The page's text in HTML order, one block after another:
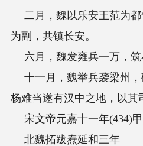
安王范为都督秦、雍等五州
。
兵一万，筑小城于长安城内
兵袭梁州，破白马(即阳平
中之地，以其司马赵温为梁、
一年(434)甲戌
和三年